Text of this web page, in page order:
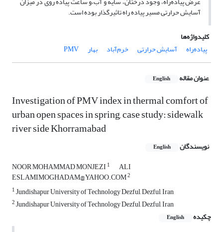
آسایش حرارتی مسیر پیاده راه تاثیرگذار بوده است.
کلیدواژه‌ها
پیاده‌راه
آسایش حرارتی خرم‌آباد بهار PMV
عنوان مقاله English
Investigation of PMV index in thermal comfort of
urban open spaces in spring, case study: sidewalk
river side Khorramabad
نویسندگان English
NOOR MOHAMMAD MONJEZI 1 ALI
ESLAMIMOGHADAM@YAHOO.COM2
1Jundishapur University of Technology Dezful, Dezful, Iran
2Jundishapur University of Technology Dezful, Dezful, Iran
چکیده
English